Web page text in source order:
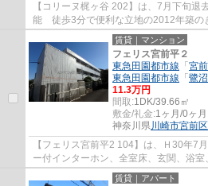
【コリーヌ梶ヶ谷 202】は、7月下旬
能 徒歩3分で便利な立地の2012年築
下がない造りなので、居室の前を人が通
賃貸｜マンション
フェリス宮前平２
東急田園都市線 「 宮
東急田園都市線 「 鷺沼
11.3万円
間取:1DK/39.66㎡
敷金/礼金:1ヶ月/0ヶ月
神奈川県川崎市宮前区
【フェリス宮前平2 104】は、Ｈ30年7
ー付インターホン、全室床、玄関、浴
換）宮前平駅まで徒歩３分のペット暮ら
賃貸｜アパート